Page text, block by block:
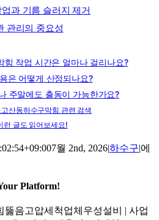
과 기름 슬러지 제거
관리의 중요성
힘 작업 시간은 얼마나 걸리나요?
은 어떻게 산정되나요?
주말에도 출동이 가능한가요?
고산동하수구막힘 관련 검색
런 글도 읽어보세요!
7월 2nd, 2026|하수구|노
수
에
Platform!
음고압세척업체우성설비 | 사업